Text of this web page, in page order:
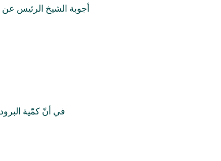
أجوبة الشيخ الرئيس عن
في أنّ كمّية